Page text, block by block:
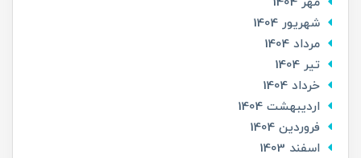
شهریور 1404
مرداد 1404
تير 1404
خرداد 1404
ارديبهشت 1404
فروردین 1404
اسفند 1403